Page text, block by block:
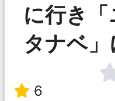
に行き
タナベ
6